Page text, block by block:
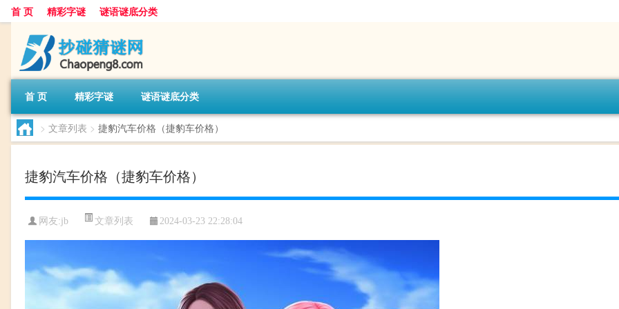
首 页 精彩字谜 谜语谜底分类
首 页 精彩字谜 谜语谜底分类
> 文章列表 > 捷豹汽车价格（捷豹车价格）
捷豹汽车价格（捷豹车价格）
网友:jb 文章列表 2024-03-23 22:28:04